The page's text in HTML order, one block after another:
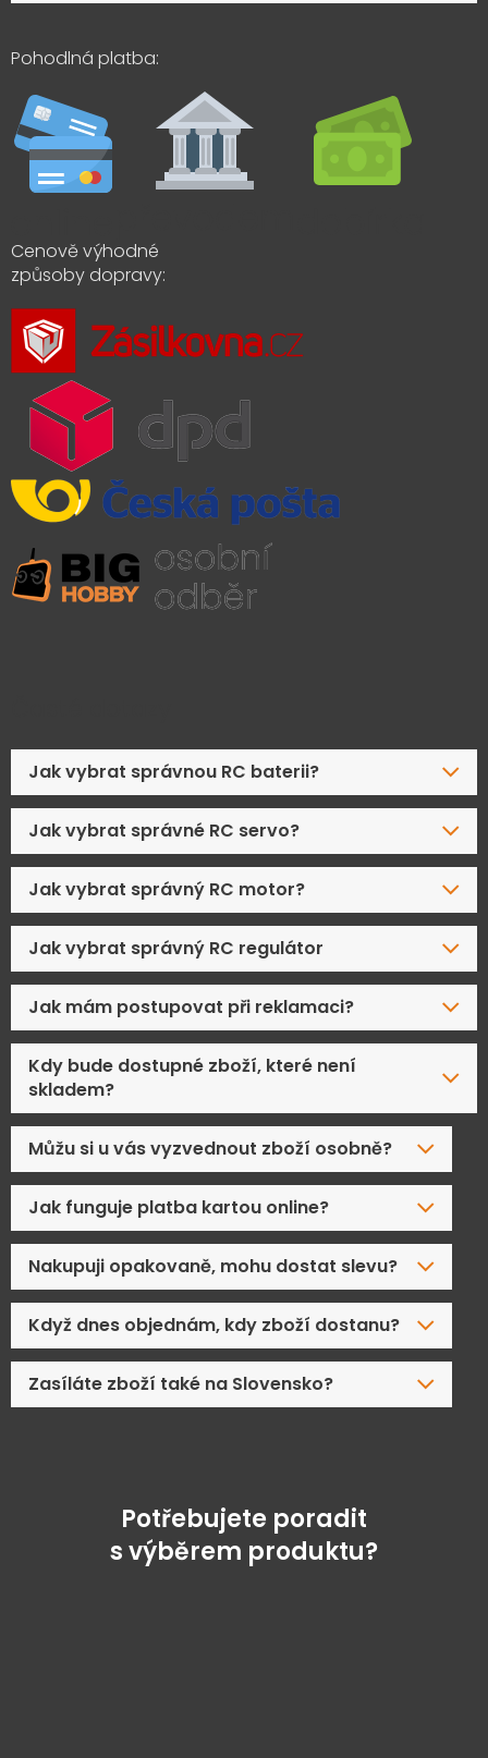
Pohodlná platba:
Cenově výhodné
způsoby dopravy:
Jak vybrat správnou RC baterii?
Jak vybrat správné RC servo?
Jak vybrat správný RC motor?
Jak vybrat správný RC regulátor
Jak mám postupovat při reklamaci?
Kdy bude dostupné zboží, které není
skladem?
Můžu si u vás vyzvednout zboží osobně?
Jak funguje platba kartou online?
Nakupuji opakovaně, mohu dostat slevu?
Když dnes objednám, kdy zboží dostanu?
Zasíláte zboží také na Slovensko?
Potřebujete poradit
s výběrem produktu?